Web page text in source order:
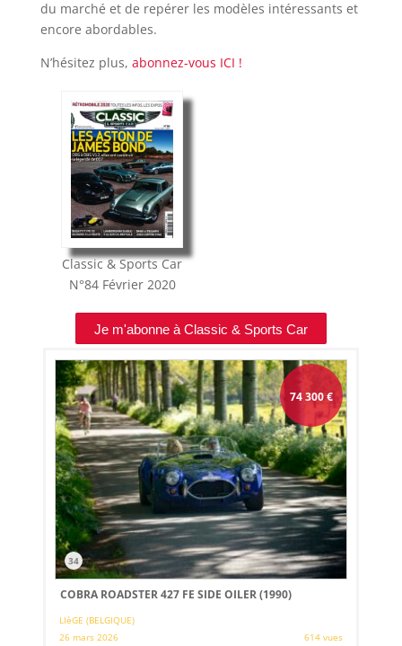
du marché et de repérer les modèles intéressants et
encore abordables.
N’hésitez plus, abonnez-vous ICI !
Classic & Sports Car
N°84 Février 2020
Je m'abonne à Classic & Sports Car
74 300€
34
COBRA ROADSTER 427 FE SIDE OILER (1990)
LIèGE (BELGIQUE)
26 mars 2026
614 vues